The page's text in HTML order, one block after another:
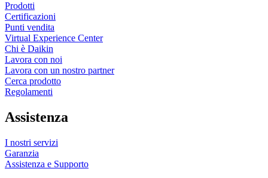
Prodotti
Certificazioni
Punti vendita
Virtual Experience Center
Chi è Daikin
Lavora con noi
Lavora con un nostro partner
Cerca prodotto
Regolamenti
Assistenza
I nostri servizi
Garanzia
Assistenza e Supporto